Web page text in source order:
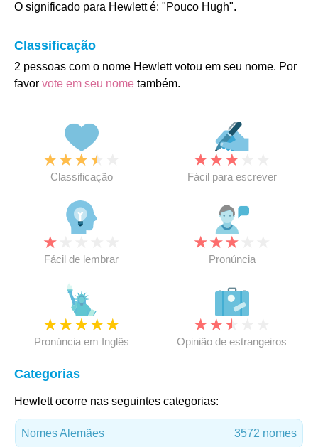
O significado para Hewlett é: "Pouco Hugh".
Classificação
2 pessoas com o nome Hewlett votou em seu nome. Por
favor vote em seu nome também.
★★★★
Classificação
★★★
Fácil para escrever
★
Fácil de lembrar
★★★
Pronúncia
★★★★★
Pronúncia em Inglês
★★★
Opinião de estrangeiros
Categorias
Hewlett ocorre nas seguintes categorias:
Nomes Alemães 3572 nomes